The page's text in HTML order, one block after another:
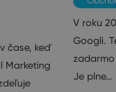
čase, keď
Marketing
V roku
Googli.
Je plne…